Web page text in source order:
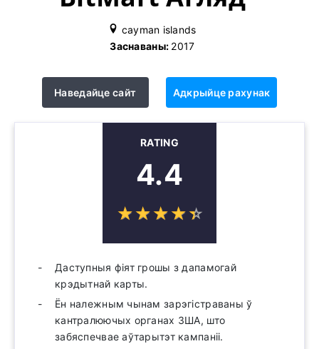
cayman islands
Заснаваны: 2017
Наведайце сайт Адкрыйце рахунак
RATING
4.4
☆☆☆☆☆
★★★★★
Даступныя фіят грошы з дапамогай
крэдытнай карты.
Ён належным чынам зарэгістраваны ў
кантралюючых органах ЗША, што
забяспечвае аўтарытэт кампаніі.